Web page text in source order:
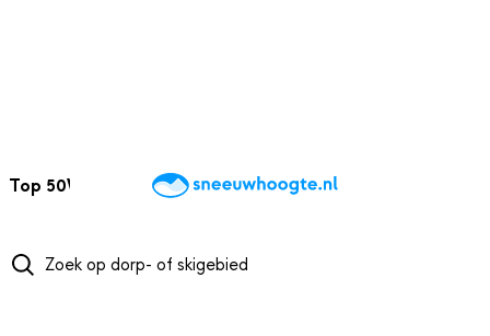
Top 50Webcams WintersportweerKaarten